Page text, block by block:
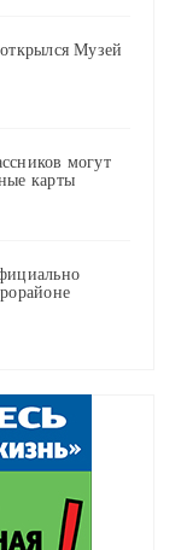
Музей
могут
карты